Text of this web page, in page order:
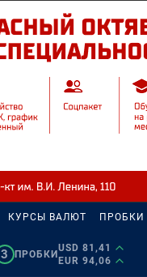
КУРСЫ ВАЛЮТ ПРОБКИ
3 ПРОБКИ
USD 81,41
EUR 94,06